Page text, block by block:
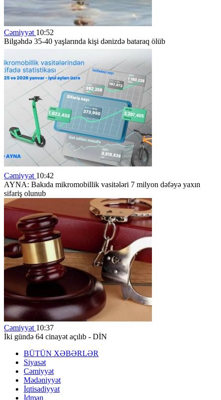
Cəmiyyət 10:52
Bilgəhdə 35-40 yaşlarında kişi dənizdə bataraq ölüb
Cəmiyyət 10:42
AYNA: Bakıda mikromobillik vasitələri 7 milyon dəfəyə yaxın
sifariş olunub
Cəmiyyət 10:37
İki gündə 64 cinayət açılıb - DİN
BÜTÜN XƏBƏRLƏR
Siyasət
Cəmiyyət
Mədəniyyət
İqtisadiyyat
İdman